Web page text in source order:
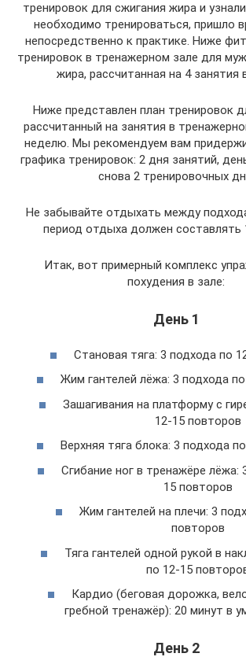
тренировок для сжигания жира и
необходимо тренироваться, пришло
непосредственно к практике. Ниже
тренировок в тренажерном зале для
жира, рассчитанная на 4 занятия
Ниже представлен план тренировок
рассчитанный на занятия в
неделю. Мы рекомендуем вам
графика тренировок: 2 дня занятий,
снова 2 тренировочных
Не забывайте отдыхать между
период отдыха должен составлять
Итак, вот примерный комплекс
похудения в зале:
День 1
Становая тяга: 3 подхода по
Жим гантелей лёжа: 3 подхода
Зашагивания на платформу с
12-15 повторов
Верхняя тяга блока: 3 подхода
Сгибание ног в тренажёре лёжа:
15 повторов
Жим гантелей на плечи: 3
повторов
Тяга гантелей одной рукой в
по 12-15
Кардио (беговая дорожка,
гребной тренажёр): 20 минут в
День 2